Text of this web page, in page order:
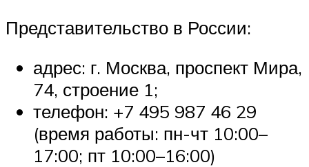
Представительство в России:
адрес: г. Москва, проспект Мира,
74, строение 1;
телефон: +7 495 987 46 29
(время работы: пн-чт 10:00–
17:00; пт 10:00–16:00)